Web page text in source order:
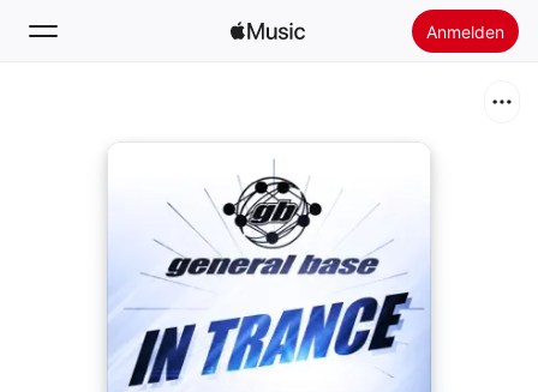
Anmelden
Apple Music installieren